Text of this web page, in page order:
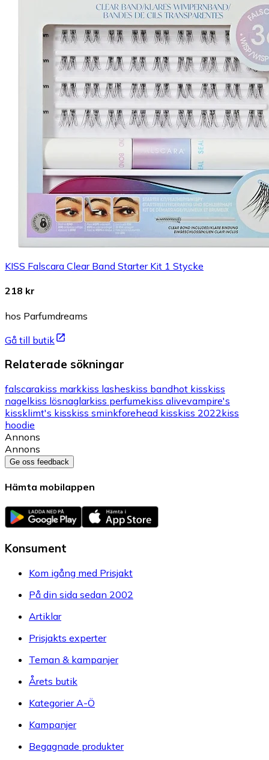
KISS Falscara Clear Band Starter Kit 1 Stycke
218 kr
hos Parfumdreams
Gå till butik
Relaterade sökningar
falscarakiss markkiss lasheskiss bandhot kisskiss
nagelkiss lösnaglarkiss perfumekiss alivevampire's
kissklimt's kisskiss sminkforehead kisskiss 2022kiss
hoodie
Annons
Annons
Ge oss feedback
Hämta mobilappen
Konsument
Kom igång med Prisjakt
På din sida sedan 2002
Artiklar
Prisjakts experter
Teman & kampanjer
Årets butik
Kategorier A-Ö
Kampanjer
Begagnade produkter